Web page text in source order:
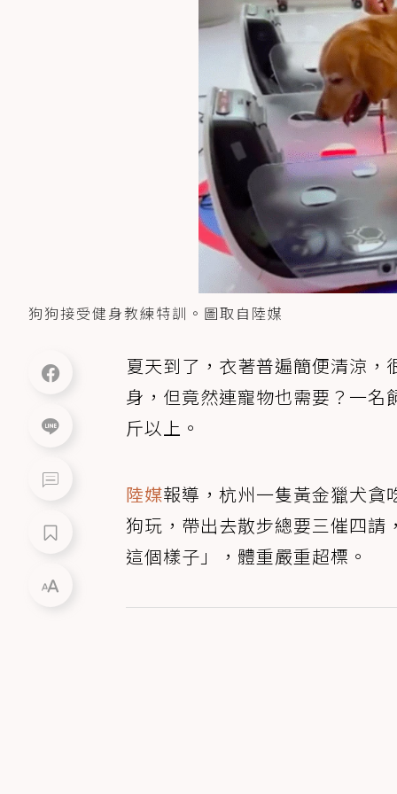
狗狗接受健身教練特訓。圖取自陸媒
夏天到了，衣著普遍簡便清涼
身，但竟然連寵物也需要？一名
斤以上。
陸媒報導，杭州一隻黃金獵犬貪
狗玩，帶出去散步總要三催四
這個樣子」，體重嚴重超標。